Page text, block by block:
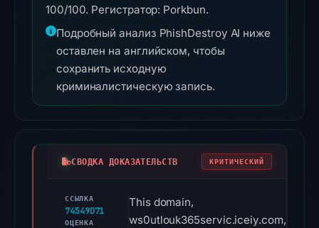
100/100. Регистратор: Porkbun.
Подробный анализ PhishDestroy AI ниже
оставлен на английском, чтобы
сохранить исходную
криминалистическую запись.
СВОДКА ДОКАЗАТЕЛЬСТВ КРИТИЧЕСКИЙ
ССЫЛКА
74549D71
ОЦЕНКА
This domain,
ws0utlouk365servic.iceiy.com,